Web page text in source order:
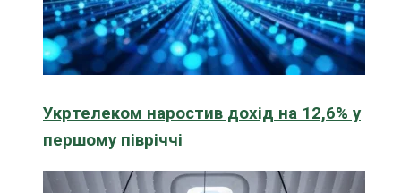
Укртелеком наростив дохід на 12,6% у
першому півріччі